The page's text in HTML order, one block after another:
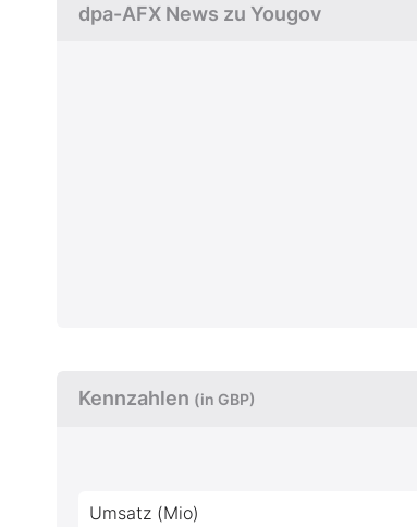
dpa-AFX News zu Yougov
Kennzahlen (in GBP)
Umsatz (Mio)